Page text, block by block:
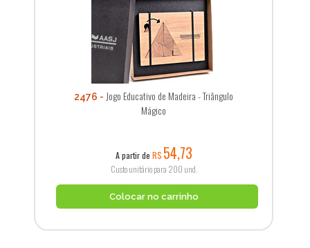
2476
Jogo Educativo de Madeira - Triângulo
Mágico
A partir de R$ 54,73
Custo unitário para 200 und.
Colocar no carrinho